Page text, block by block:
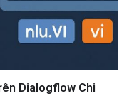
Dialogflow Chi